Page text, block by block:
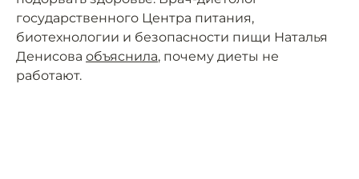
государственного Центра питания,
биотехнологии и безопасности пищи Наталья
Денисова объяснила, почему диеты не
работают.